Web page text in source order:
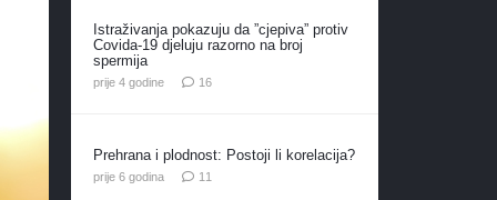
Istraživanja pokazuju da ”cjepiva” protiv
Covida-19 djeluju razorno na broj
spermija
prije 4 godine 16komentara
Prehrana i plodnost: Postoji li korelacija?
prije 6 godina 11